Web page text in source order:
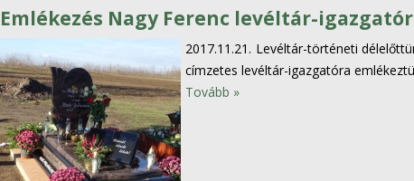
Emlékezés Nagy Ferenc levéltár-
2017.11.21. Levéltár-történeti
címzetes levéltár-igazgatóra
Tovább »